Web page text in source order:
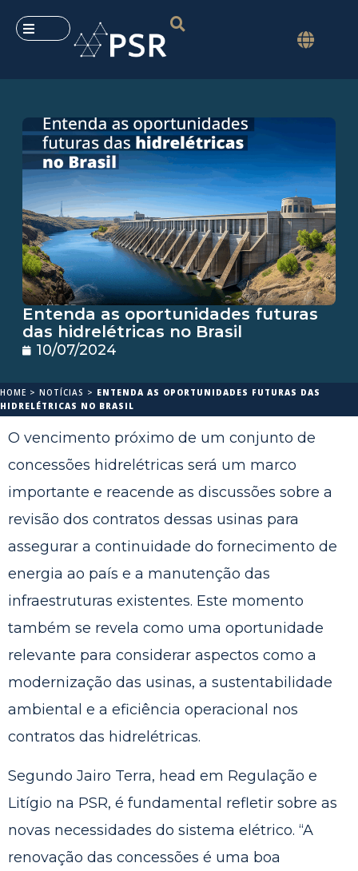
Entenda as oportunidades futuras
das hidrelétricas no Brasil
10/07/2024
HOME > NOTÍCIAS > ENTENDA AS OPORTUNIDADES FUTURAS DAS
HIDRELÉTRICAS NO BRASIL
O vencimento próximo de um conjunto de
concessões hidrelétricas será um marco
importante e reacende as discussões sobre a
revisão dos contratos dessas usinas para
assegurar a continuidade do fornecimento de
energia ao país e a manutenção das
infraestruturas existentes. Este momento
também se revela como uma oportunidade
relevante para considerar aspectos como a
modernização das usinas, a sustentabilidade
ambiental e a eficiência operacional nos
contratos das hidrelétricas.
Segundo Jairo Terra, head em Regulação e
Litígio na PSR, é fundamental refletir sobre as
novas necessidades do sistema elétrico. “A
renovação das concessões é uma boa